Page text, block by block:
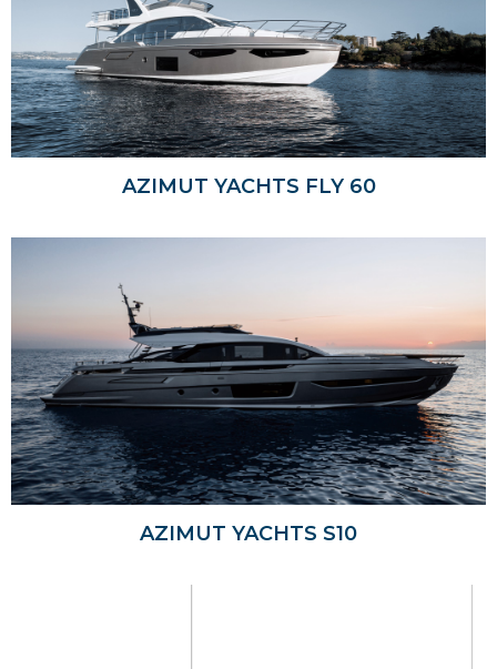
AZIMUT YACHTS FLY 60
AZIMUT YACHTS S10